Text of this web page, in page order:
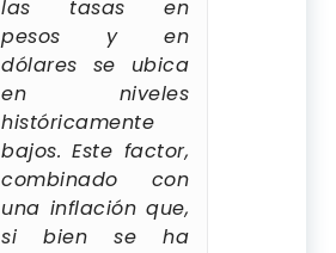
las tasas en
pesos y en
dólares se ubica
en niveles
históricamente
bajos. Este factor,
combinado con
una inflación que,
si bien se ha